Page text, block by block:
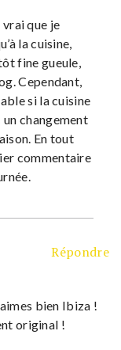
vrai que je
la cuisine,
fine gueule,
Cependant,
si la cuisine
un changement
En tout
commentaire
Répondre
bien Ibiza !
original !